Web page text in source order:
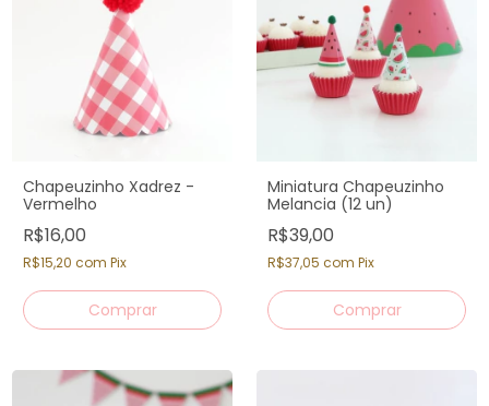
Chapeuzinho Xadrez -
Vermelho
R$16,00
R$15,20 com Pix
Miniatura Chapeuzinho
Melancia (12 un)
R$39,00
R$37,05 com Pix